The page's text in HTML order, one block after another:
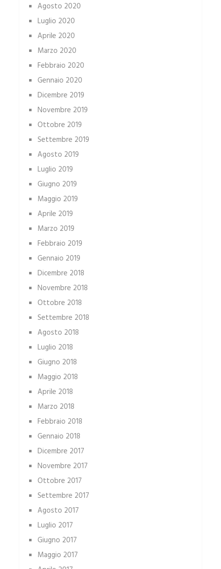
Agosto 2020
Luglio 2020
Aprile 2020
Marzo 2020
Febbraio 2020
Gennaio 2020
Dicembre 2019
Novembre 2019
Ottobre 2019
Settembre 2019
Agosto 2019
Luglio 2019
Giugno 2019
Maggio 2019
Aprile 2019
Marzo 2019
Febbraio 2019
Gennaio 2019
Dicembre 2018
Novembre 2018
Ottobre 2018
Settembre 2018
Agosto 2018
Luglio 2018
Giugno 2018
Maggio 2018
Aprile 2018
Marzo 2018
Febbraio 2018
Gennaio 2018
Dicembre 2017
Novembre 2017
Ottobre 2017
Settembre 2017
Agosto 2017
Luglio 2017
Giugno 2017
Maggio 2017